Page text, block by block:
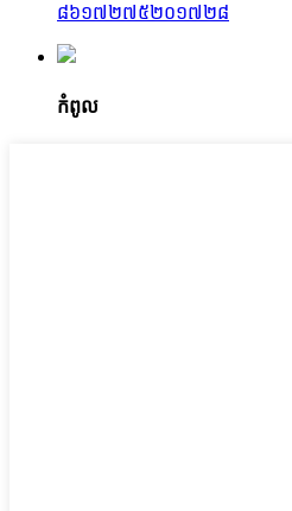
៨៦១៧២៧៥២០១៧២៨
កំពូល